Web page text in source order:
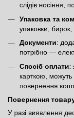
слідів носіння,
Упаковка та
упаковки, бирок,
Документи:
потрібно —
Спосіб оплати:
карткою, можуть
повернення
Повернення
У разі виявлення